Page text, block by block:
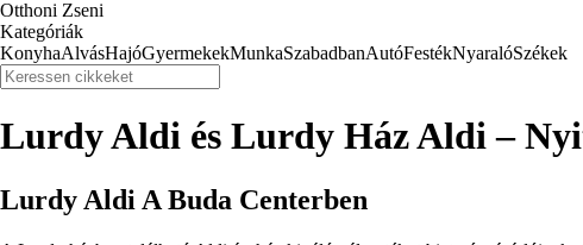
Otthoni Zseni
Kategóriák
KonyhaAlvásHajóGyermekekMunkaSzabadbanAutóFestékNyaralóSzékek
Lurdy Aldi és Lurdy Ház Aldi –
Lurdy Aldi A Buda Centerben